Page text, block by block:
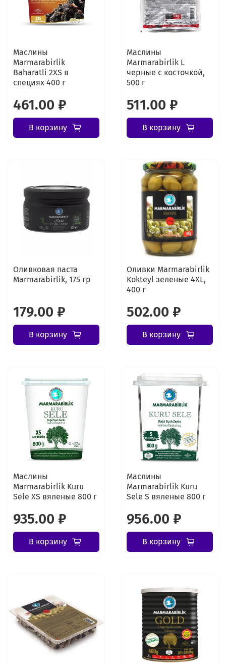
Маслины
Marmarabirlik
Baharatli 2XS в
специях 400 г
461.00 ₽
В корзину
Маслины
Marmarabirlik L
черные с косточкой,
500 г
511.00 ₽
В корзину
Оливковая паста
Marmarabirlik, 175 гр
179.00 ₽
В корзину
Оливки Marmarabirlik
Kokteyl зеленые 4XL,
400 г
502.00 ₽
В корзину
Маслины
Marmarabirlik Kuru
Sele XS вяленые 800 г
935.00 ₽
В корзину
Маслины
Marmarabirlik Kuru
Sele S вяленые 800 г
956.00 ₽
В корзину